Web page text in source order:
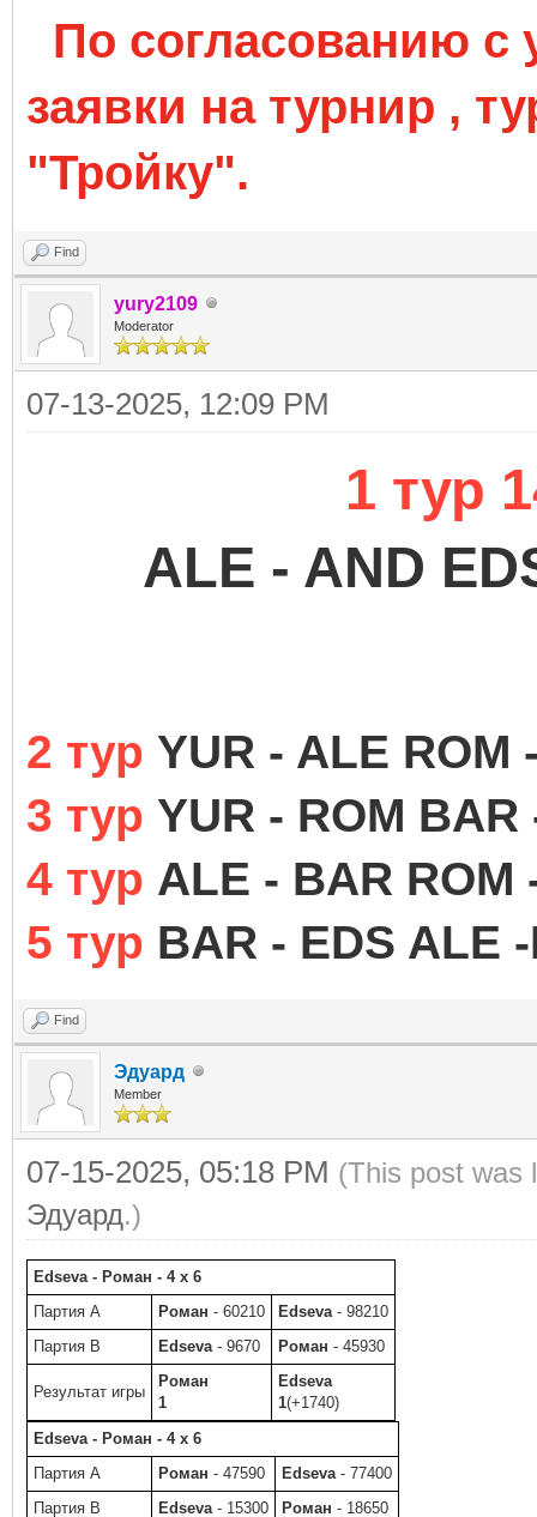
По согласованию с
заявки на турнир ,
"Тройку".
Find
yury2109
Moderator
07-13-2025, 12:09 PM
1 тур
ALE - AND
2 тур YUR - ALE ROM
3 тур YUR - ROM
4 тур ALE - BAR ROM
5 тур BAR - EDS ALE
Find
Эдуард
Member
07-15-2025, 05:18 PM (This post was
Эдуард.)
Edseva - Роман - 4 x 6
Партия A
Роман - 60210 Edseva - 98210
Партия B
Edseva - 9670 Роман - 45930
Результат игры
Роман
1
Edseva
1(+1740)
Edseva - Роман - 4 x 6
Партия A
Роман - 47590 Edseva - 77400
Партия B
Edseva - 15300 Роман - 18650